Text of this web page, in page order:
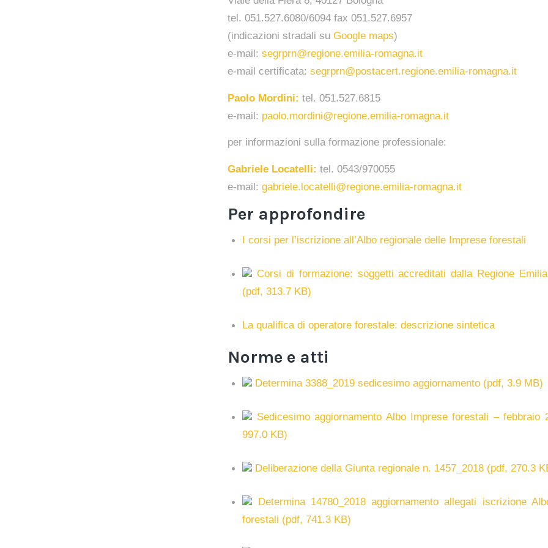
tel. 051.527.6080/6094 fax 051.527.6957
(indicazioni stradali su Google maps)
e-mail: segrprn@regione.emilia-romagna.it
e-mail certificata: segrprn@postacert.regione.emilia-romagna.it
Paolo Mordini: tel. 051.527.6815
e-mail: paolo.mordini@regione.emilia-romagna.it
per informazioni sulla formazione professionale:
Gabriele Locatelli: tel. 0543/970055
e-mail: gabriele.locatelli@regione.emilia-romagna.it
Per approfondire
I corsi per l’iscrizione all’Albo regionale delle Imprese forestali
Corsi di formazione: soggetti accreditati dalla Regione
(pdf, 313.7 KB)
La qualifica di operatore forestale: descrizione sintetica
Norme e atti
Determina 3388_2019 sedicesimo aggiornamento (pdf, 3.9 MB)
Sedicesimo aggiornamento Albo Imprese forestali – febbraio
997.0 KB)
Deliberazione della Giunta regionale n. 1457_2018 (pdf, 270.3
Determina 14780_2018 aggiornamento allegati iscrizione
forestali (pdf, 741.3 KB)